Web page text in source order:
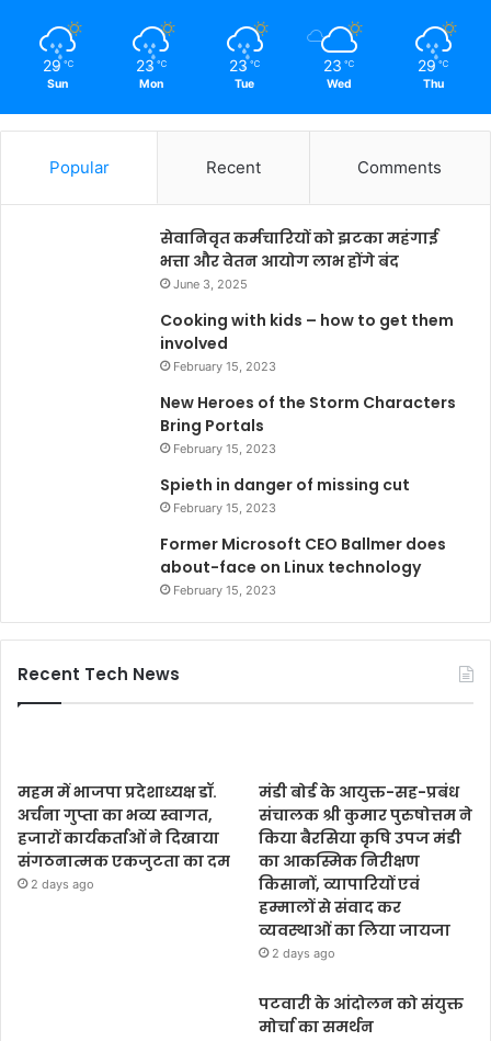
29 ℃
Sun
23 ℃
Mon
23 ℃
Tue
23 ℃
Wed
29 ℃
Thu
Popular Recent Comments
सेवानिवृत कर्मचारियों को झटका महंगाई
भत्ता और वेतन आयोग लाभ होंगे बंद
June 3, 2025
Cooking with kids – how to get them
involved
February 15, 2023
New Heroes of the Storm Characters
Bring Portals
February 15, 2023
Spieth in danger of missing cut
February 15, 2023
Former Microsoft CEO Ballmer does
about-face on Linux technology
February 15, 2023
Recent Tech News
महम में भाजपा प्रदेशाध्यक्ष डॉ.
अर्चना गुप्ता का भव्य स्वागत,
हजारों कार्यकर्ताओं ने दिखाया
संगठनात्मक एकजुटता का दम
2 days ago
मंडी बोर्ड के आयुक्त-सह-प्रबंध
संचालक श्री कुमार पुरुषोत्तम ने
किया बैरसिया कृषि उपज मंडी
का आकस्मिक निरीक्षण
किसानों, व्यापारियों एवं
हम्मालों से संवाद कर
व्यवस्थाओं का लिया जायजा
2 days ago
पटवारी के आंदोलन को संयुक्त
मोर्चा का समर्थन